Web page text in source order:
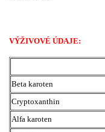
VÝŽIVOVÉ ÚDAJE:
Beta karoten
Cryptoxanthin
Alfa karoten